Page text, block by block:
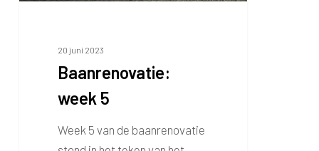
20 juni 2023
Baanrenovatie:
week 5
Week 5 van de baanrenovatie